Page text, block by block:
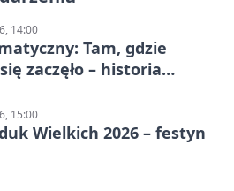
14:00
Tam, gdzie
zaczęło – historia
15:00
Wielkich 2026 – festyn